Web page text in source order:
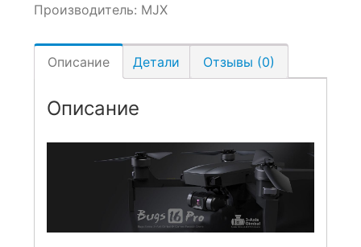
Производитель: MJX
Описание Детали Отзывы (0)
Описание